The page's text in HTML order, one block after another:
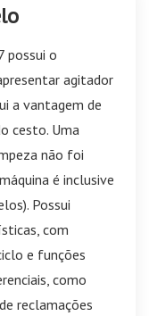
possui o
agitador
a vantagem de
cesto. Uma
não foi
é inclusive
Possui
com
e funções
como
reclamações